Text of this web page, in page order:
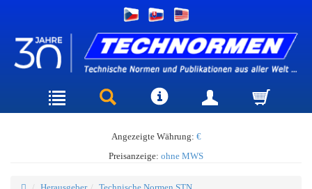
Angezeigte Währung: €
Preisanzeige: ohne MWS